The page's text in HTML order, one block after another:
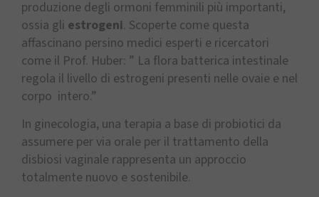
produzione degli ormoni femminili più importanti,
ossia gli estrogeni. Scoperte come questa
affascinano persino medici esperti e ricercatori
come il Prof. Huber: ” La flora batterica intestinale
regola il livello di estrogeni presenti nelle ovaie e nel
corpo intero.”
In ginecologia, una terapia a base di probiotici da
assumere per via orale per il trattamento della
disbiosi vaginale rappresenta un approccio
totalmente nuovo e sostenibile.